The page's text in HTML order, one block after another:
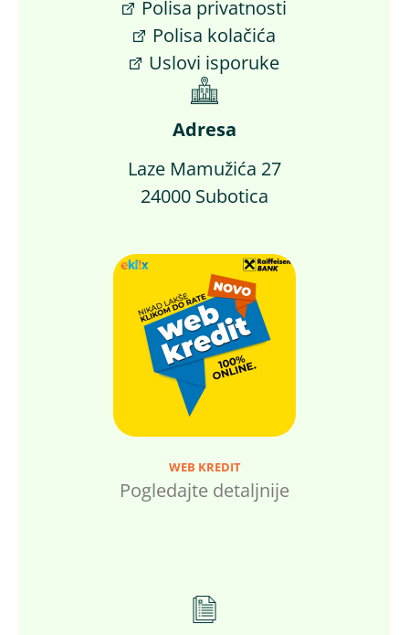
Polisa privatnosti
Polisa kolačića
Uslovi isporuke
Adresa
Laze Mamužića 27
24000 Subotica
WEB KREDIT
Pogledajte detaljnije